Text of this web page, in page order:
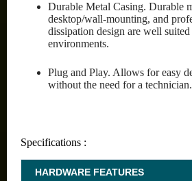
Durable Metal Casing. Durable
desktop/wall-mounting, and
dissipation design are well
environments.
Plug and Play. Allows for easy
without the need for a technician.
Specifications :
HARDWARE FEATURES